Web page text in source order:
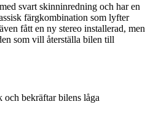
svart skinninredning och har en
färgkombination som lyfter
fått en ny stereo installerad, men
som vill återställa bilen till
bekräftar bilens låga